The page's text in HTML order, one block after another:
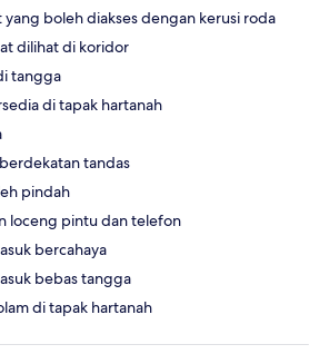
yang boleh diakses dengan kerusi roda
dilihat di koridor
tangga
di tapak hartanah
tandas
pindah
loceng pintu dan telefon
bercahaya
bebas tangga
di tapak hartanah